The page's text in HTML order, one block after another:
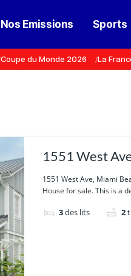
Nos Emissions Sports
Coupe du Monde 2026 La
1551 West
1551 West Ave, Miami
House for sale. This is a
3des lits 2